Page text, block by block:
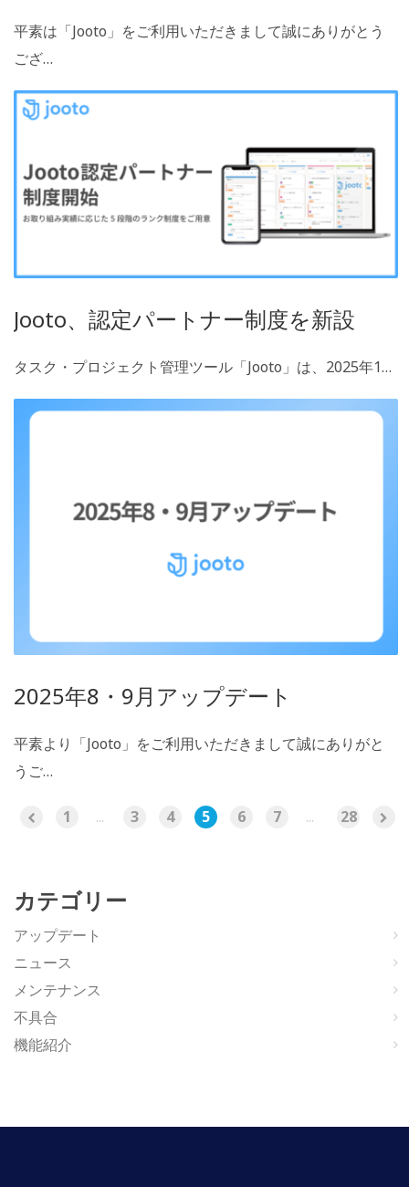
平素は「Jooto」をご利用いただきまして誠にありがとう
ござ…
Jooto、認定パートナー制度を新設
タスク・プロジェクト管理ツール「Jooto」は、2025年1…
2025年8・9月アップデート
平素より「Jooto」をご利用いただきまして誠にありがと
うご…
1 ... 3 4 5 6 7 ... 28
カテゴリー
アップデート
ニュース
メンテナンス
不具合
機能紹介